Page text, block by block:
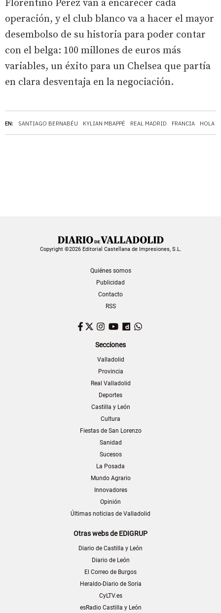
EN: SANTIAGO BERNABÉU KYLIAN MBAPPÉ REAL MADRID FRANCIA HOLA
Florentino Pérez van a encarecer cada
operación, y el club blanco va a hacer el mayor
desembolso de su historia para poder contar
con el belga: 100 millones de euros más
variables, un éxito para un Chelsea que partía
en clara desventaja en la negociación.
Copyright ©2026 Editorial Castellana de Impresiones, S.L.
Quiénes somos
Publicidad
Contacto
RSS
Facebook
TwitterInstagram
YouTubeDailymotion
Secciones
Valladolid
Provincia
Real Valladolid
Deportes
Castilla y León
Cultura
Fiestas de San Lorenzo
Sanidad
Sucesos
La Posada
Mundo Agrario
Innovadores
Opinión
Últimas noticias de Valladolid
Otras webs de EDIGRUP
Diario de Castilla y León
Diario de León
El Correo de Burgos
Heraldo-Diario de Soria
CyLTV.es
esRadio Castilla y León